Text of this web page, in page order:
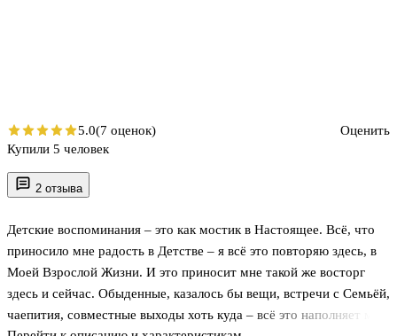
2 отзыва
Детские воспоминания – это как мостик в Настоящее. Всё, что
приносило мне радость в Детстве – я всё это повторяю здесь, в
Моей Взрослой Жизни. И это приносит мне такой же восторг
здесь и сейчас. Обыденные, казалось бы вещи, встречи с Семьёй,
чаепития, совместные выходы хоть куда – всё это наполняет мою
5.0(7 оценок)
Оценить
Купили 5 человек